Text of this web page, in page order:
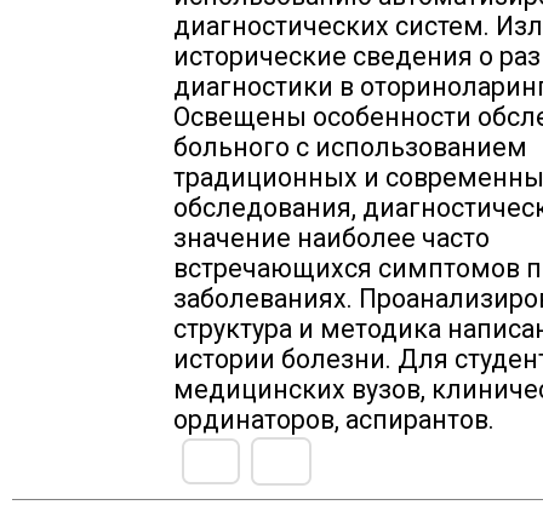
диагностических систем.
исторические сведения о
диагностики в
Освещены особенности
больного с использованием
традиционных и
обследования,
значение наиболее часто
встречающихся симптомов
заболеваниях.
структура и методика
истории болезни. Для
медицинских вузов,
ординаторов, аспирантов.